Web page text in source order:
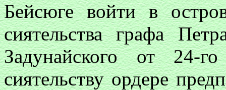
Бейсюге войти в
сиятельства графа
Задунайского от 24-
сиятельству ордере